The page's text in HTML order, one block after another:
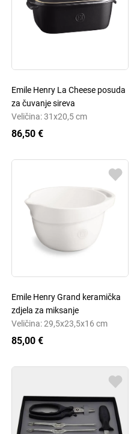
Emile Henry La Cheese posuda
za čuvanje sireva
Veličina: 31x20,5 cm
86,50 €
Emile Henry Grand keramička
zdjela za miksanje
Veličina: 29,5x23,5x16 cm
85,00 €